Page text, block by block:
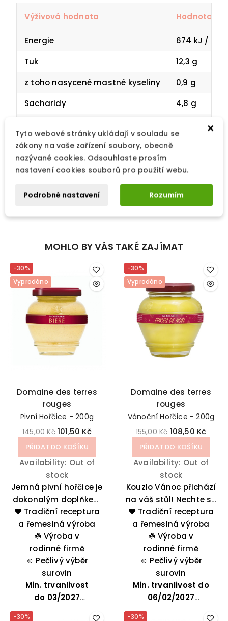
Výživová hodnota Hodnota
Energie
674 kJ / 163
Tuk
12,3 g
z toho nasycené mastné kyseliny
0,9 g
Sacharidy
4,8 g
Vláknina
Bílkoviny
7,9 g
4,2 g
MOHLO BY VÁS TAKÉ ZAJÍMAT
-30%
Vyprodáno
Domaine des terres
rouges
Pivní Hořčice - 200g
145,00 Kč 101,50 Kč
PŘIDAT DO KOŠÍKU
Availability: Out of
stock
Jemná pivní hořčice je
dokonalým doplňkem
ke slavnostnímu stolu
– výborně se hodí k
předkrmům i dušeným
pokrmům. Přidejte ji k
masům, zelenině či
sýrům pro bohatší
chuť.
❤️ Tradiční receptura
a řemeslná výroba
☘️ Výroba v
rodinné firmě
☺️ Pečlivý výběr
surovin
Min. trvanlivost
do 03/2027
-30%
Vyprodáno
Domaine des terres
rouges
Vánoční Hořčice - 200g
155,00 Kč 108,50 Kč
PŘIDAT DO KOŠÍKU
Availability: Out of
stock
Kouzlo Vánoc přichází
na váš stůl! Nechte se
inspirovat jeho chutí
medu a perníkového
koření: skořice,
hřebíčku, kardamonu
a badyánu.
❤️ Tradiční receptura
a řemeslná výroba
☘️ Výroba v
rodinné firmě
☺️ Pečlivý výběr
surovin
Min. trvanlivost do
06/02/2027
-30%
-30%
×
Tyto webové stránky ukládají v souladu se
zákony na vaše zařízení soubory, obecně
nazývané cookies. Odsouhlaste prosím
nastavení cookies souborů pro použití webu.
Podrobné nastavení Rozumím